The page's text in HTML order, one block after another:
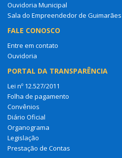
Ouvidoria Municipal
Sala do Empreendedor de Guimarães
FALE CONOSCO
Entre em contato
Ouvidoria
PORTAL DA TRANSPARÊNCIA
Lei nº 12.527/2011
Folha de pagamento
Convênios
Diário Oficial
Organograma
Legislação
Prestação de Contas